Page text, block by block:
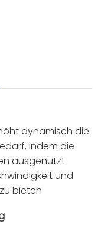
dynamisch die
indem die
ausgenutzt
und
bieten.